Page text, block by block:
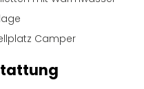
Camper